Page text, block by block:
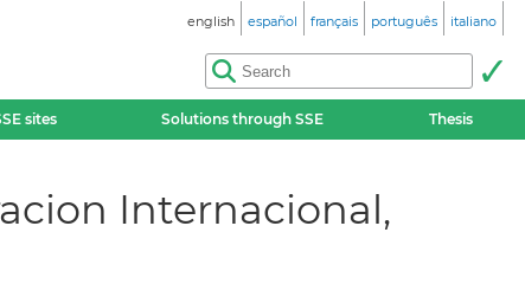
english español français português italiano
sites Solutions through SSE Thesis
Internacional,